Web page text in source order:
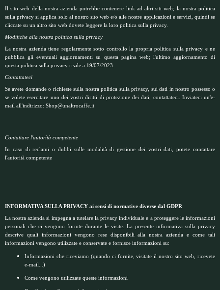
Il sito web della nostra azienda potrebbe contenere link ad altri siti web; la nostra politica
sulla privacy si applica solo al nostro sito web e/o alle nostre applicazioni e servizi, quindi se
cliccate su un altro sito web dovete leggere la loro politica sulla privacy.
Modifiche alla nostra politica sulla privacy
La nostra azienda tiene regolarmente sotto controllo la propria politica sulla privacy e ne
pubblica gli eventuali aggiornamenti su questa pagina web; l'ultimo aggiornamento di
questa politica sulla privacy risale a 19/07/2023.
Contattateci
Se avete domande o richieste sulla nostra politica sulla privacy, sui dati in nostro possesso o
se volete esercitare uno dei vostri diritti di protezione dei dati, contattateci. Inviateci un'e-
mail all'indirizzo: Shop@unaltrocaffe.it
Contattare l'autorità competente
In caso di reclami o dubbi sulle modalità di gestione dei vostri dati, potete contattare
l'autorità competente
INFORMATIVA SULLA PRIVACY ai sensi di normative diverse dal GDPR
La nostra azienda si impegna a tutelare la privacy individuale e a proteggere le informazioni
personali che ci vengono fornite durante le visite. La presente informativa sulla privacy
descrive quali informazioni vengono rese disponibili alla nostra azienda e come tali
informazioni vengono utilizzate e conservate e fornisce informazioni su:
Informazioni che riceviamo (quando ci fornite, visitate il nostro sito web, ricevete
e-mail...)
Come vengono utilizzate queste informazioni